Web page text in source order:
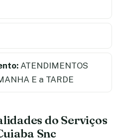
ATENDIMENTOS
E a TARDE
do Serviços
Snc